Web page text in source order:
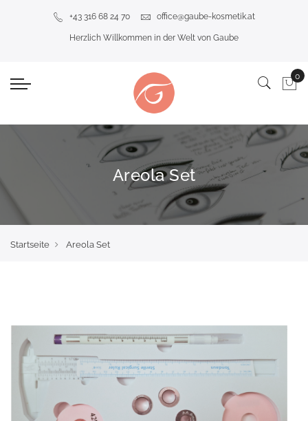
+43 316 68 24 70 office@gaube-kosmetik.at
Herzlich Willkommen in der Welt von Gaube
Areola Set
Startseite Areola Set